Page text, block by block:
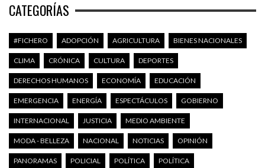
CATEGORÍAS
#FICHERO ADOPCIÓN AGRICULTURA BIENES NACIONALES
CLIMA CRÓNICA CULTURA DEPORTES
DERECHOS HUMANOS ECONOMÍA EDUCACIÓN
EMERGENCIA ENERGÍA ESPECTÁCULOS GOBIERNO
INTERNACIONAL JUSTICIA MEDIO AMBIENTE
MODA - BELLEZA NACIONAL NOTICIAS OPINIÓN
PANORAMAS POLICIAL POLÍTICA POLÍTICA